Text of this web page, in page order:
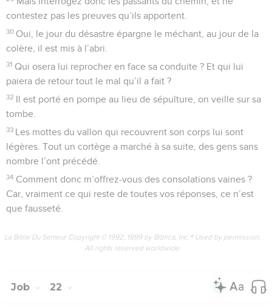
contestez pas les preuves qu’ils apportent.
30 Oui, le jour du désastre épargne le méchant, au jour de la
colère, il est mis à l’abri.
31 Qui osera lui reprocher en face sa conduite ? Et qui lui
paiera de retour tout le mal qu’il a fait ?
32 Il est porté en pompe au lieu de sépulture, on veille sur sa
tombe.
33 Les mottes du vallon qui recouvrent son corps lui sont
légères. Tout un cortège a marché à sa suite, des gens sans
nombre l’ont précédé.
34 Comment donc m’offrez-vous des consolations vaines ?
Car, vraiment ce qui reste de toutes vos réponses, ce n’est
que fausseté.
La Bible Du Semeur Copyright © 1992, 1999 by Biblica, Inc.® Used by permission.
All rights reserved worldwide.
Job 22